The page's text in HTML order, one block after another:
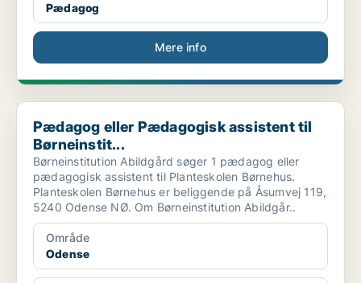
Pædagog
Mere info
Pædagog eller Pædagogisk assistent til Børneinstit...
Pædagog eller Pædagogisk assistent til
Børneinstit...
Børneinstitution Abildgård søger 1 pædagog eller
pædagogisk assistent til Planteskolen Børnehus.
Planteskolen Børnehus er beliggende på Åsumvej 119,
5240 Odense NØ. Om Børneinstitution Abildgår..
Område
Odense